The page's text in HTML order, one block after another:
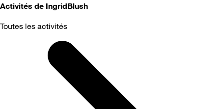
Activités de IngridBlush
Toutes les activités